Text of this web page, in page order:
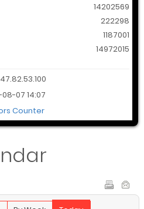
14202569
222298
1187001
14972015
07 14:07
Counter